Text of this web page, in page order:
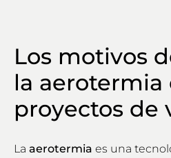
Los motivos
la aerotermia
proyectos de
La aerotermia es una